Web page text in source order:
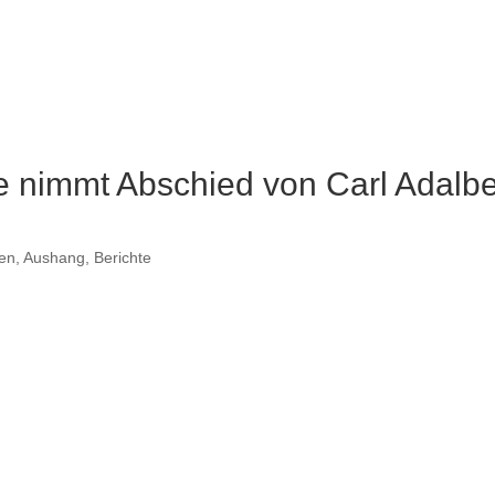
nimmt Abschied von Carl
,Aushang, Berichte